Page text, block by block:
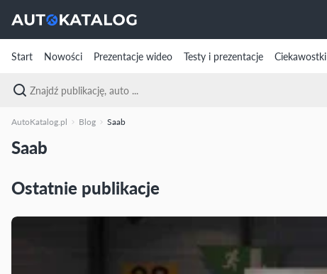
Start Nowości Prezentacje wideo Testy i prezentacje Ciekawostki
AutoKatalog.pl Blog Saab
Saab
Ostatnie publikacje